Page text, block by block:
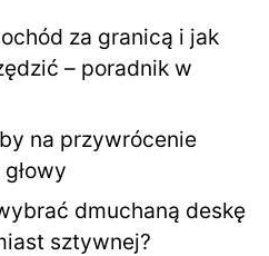
za granicą i jak
– poradnik w
na przywrócenie
dmuchaną deskę
sztywnej?